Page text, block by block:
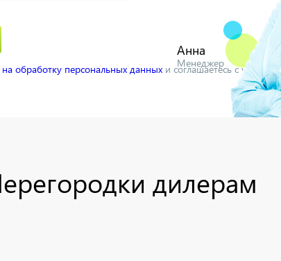
на обработку персональных данных и соглашаетесь с
Анна
Менеджер
дилерам